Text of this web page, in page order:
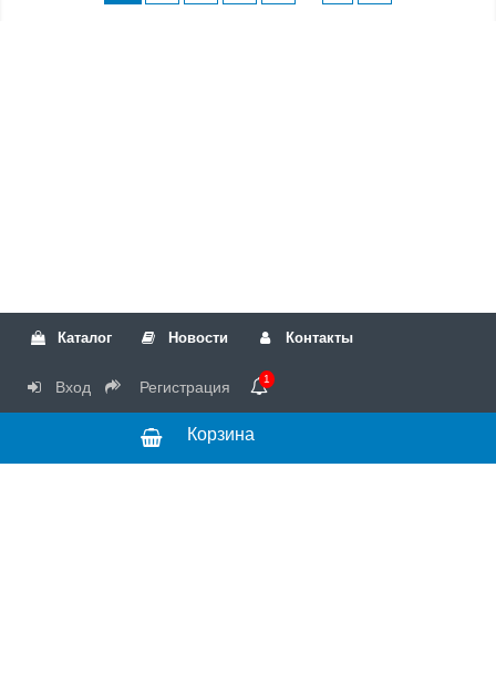
Каталог Новости Контакты
Вход Регистрация 1
Корзина